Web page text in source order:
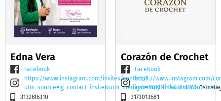
Edna Vera
Facebook
https://www.instagram.com/invites/contact/?
3132616310
Corazón de Crochet
Facebook
https://www.instagram.com/
igsh=M2t1NTBscTE4MWhi
3173013681